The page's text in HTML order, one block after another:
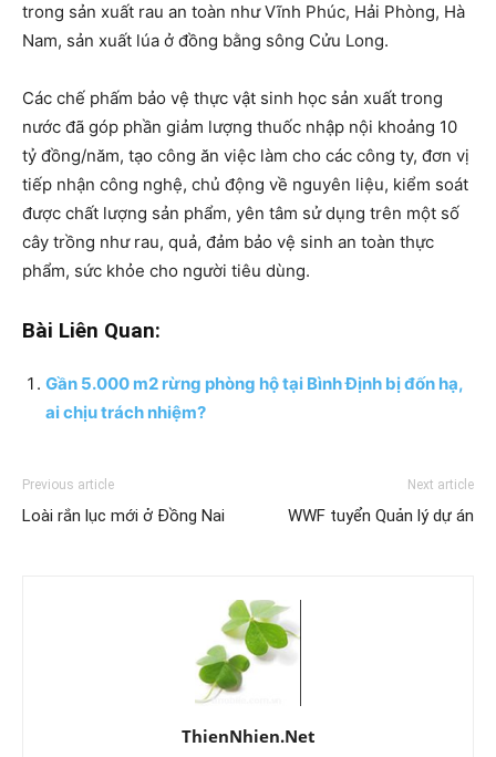
trong sản xuất rau an toàn như Vĩnh Phúc, Hải Phòng, Hà
Nam, sản xuất lúa ở đồng bằng sông Cửu Long.
Các chế phấm bảo vệ thực vật sinh học sản xuất trong
nước đã góp phần giảm lượng thuốc nhập nội khoảng 10
tỷ đồng/năm, tạo công ăn việc làm cho các công ty, đơn vị
tiếp nhận công nghệ, chủ động về nguyên liệu, kiểm soát
được chất lượng sản phẩm, yên tâm sử dụng trên một số
cây trồng như rau, quả, đảm bảo vệ sinh an toàn thực
phẩm, sức khỏe cho người tiêu dùng.
Bài Liên Quan:
Gần 5.000 m2 rừng phòng hộ tại Bình Định bị đốn hạ,
ai chịu trách nhiệm?
Previous article
Loài rắn lục mới ở Đồng Nai
Next article
WWF tuyển Quản lý dự án
ThienNhien.Net